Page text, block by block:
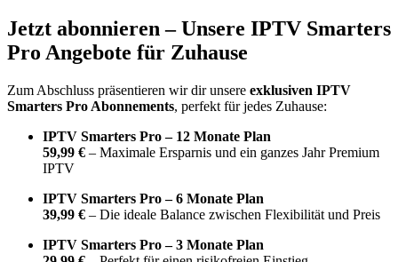
Jetzt abonnieren – Unsere IPTV Smarters
Pro Angebote für Zuhause
Zum Abschluss präsentieren wir dir unsere exklusiven IPTV
Smarters Pro Abonnements, perfekt für jedes Zuhause:
IPTV Smarters Pro – 12 Monate Plan
59,99 € – Maximale Ersparnis und ein ganzes Jahr Premium
IPTV
IPTV Smarters Pro – 6 Monate Plan
39,99 € – Die ideale Balance zwischen Flexibilität und Preis
IPTV Smarters Pro – 3 Monate Plan